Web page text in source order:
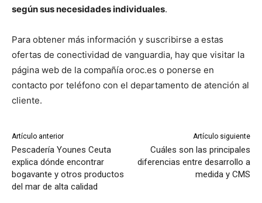
según sus necesidades individuales.
Para obtener más información y suscribirse a estas
ofertas de conectividad de vanguardia, hay que visitar la
página web de la compañía oroc.es o ponerse en
contacto por teléfono con el departamento de atención al
cliente.
Artículo anterior
Pescadería Younes Ceuta
explica dónde encontrar
bogavante y otros productos
del mar de alta calidad
Artículo siguiente
Cuáles son las principales
diferencias entre desarrollo a
medida y CMS